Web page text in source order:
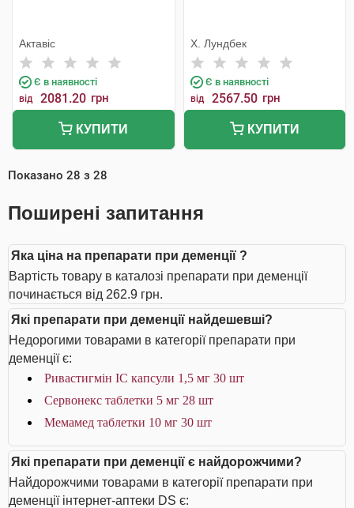
Актавіс
Є в наявності
від 2081.20 грн
КУПИТИ
Х. Лундбек
Є в наявності
від 2567.50 грн
КУПИТИ
Показано 28 з 28
Поширені запитання
Яка ціна на препарати при деменції ?
Вартість товару в каталозі препарати при деменції
починається від 262.9 грн.
Які препарати при деменції найдешевші?
Недорогими товарами в категорії препарати при
деменції є:
Ривастигмін IC капсули 1,5 мг 30 шт
Сервонекс таблетки 5 мг 28 шт
Мемамед таблетки 10 мг 30 шт
Які препарати при деменції є найдорожчими?
Найдорожчими товарами в категорії препарати при
деменції інтернет-аптеки DS є: